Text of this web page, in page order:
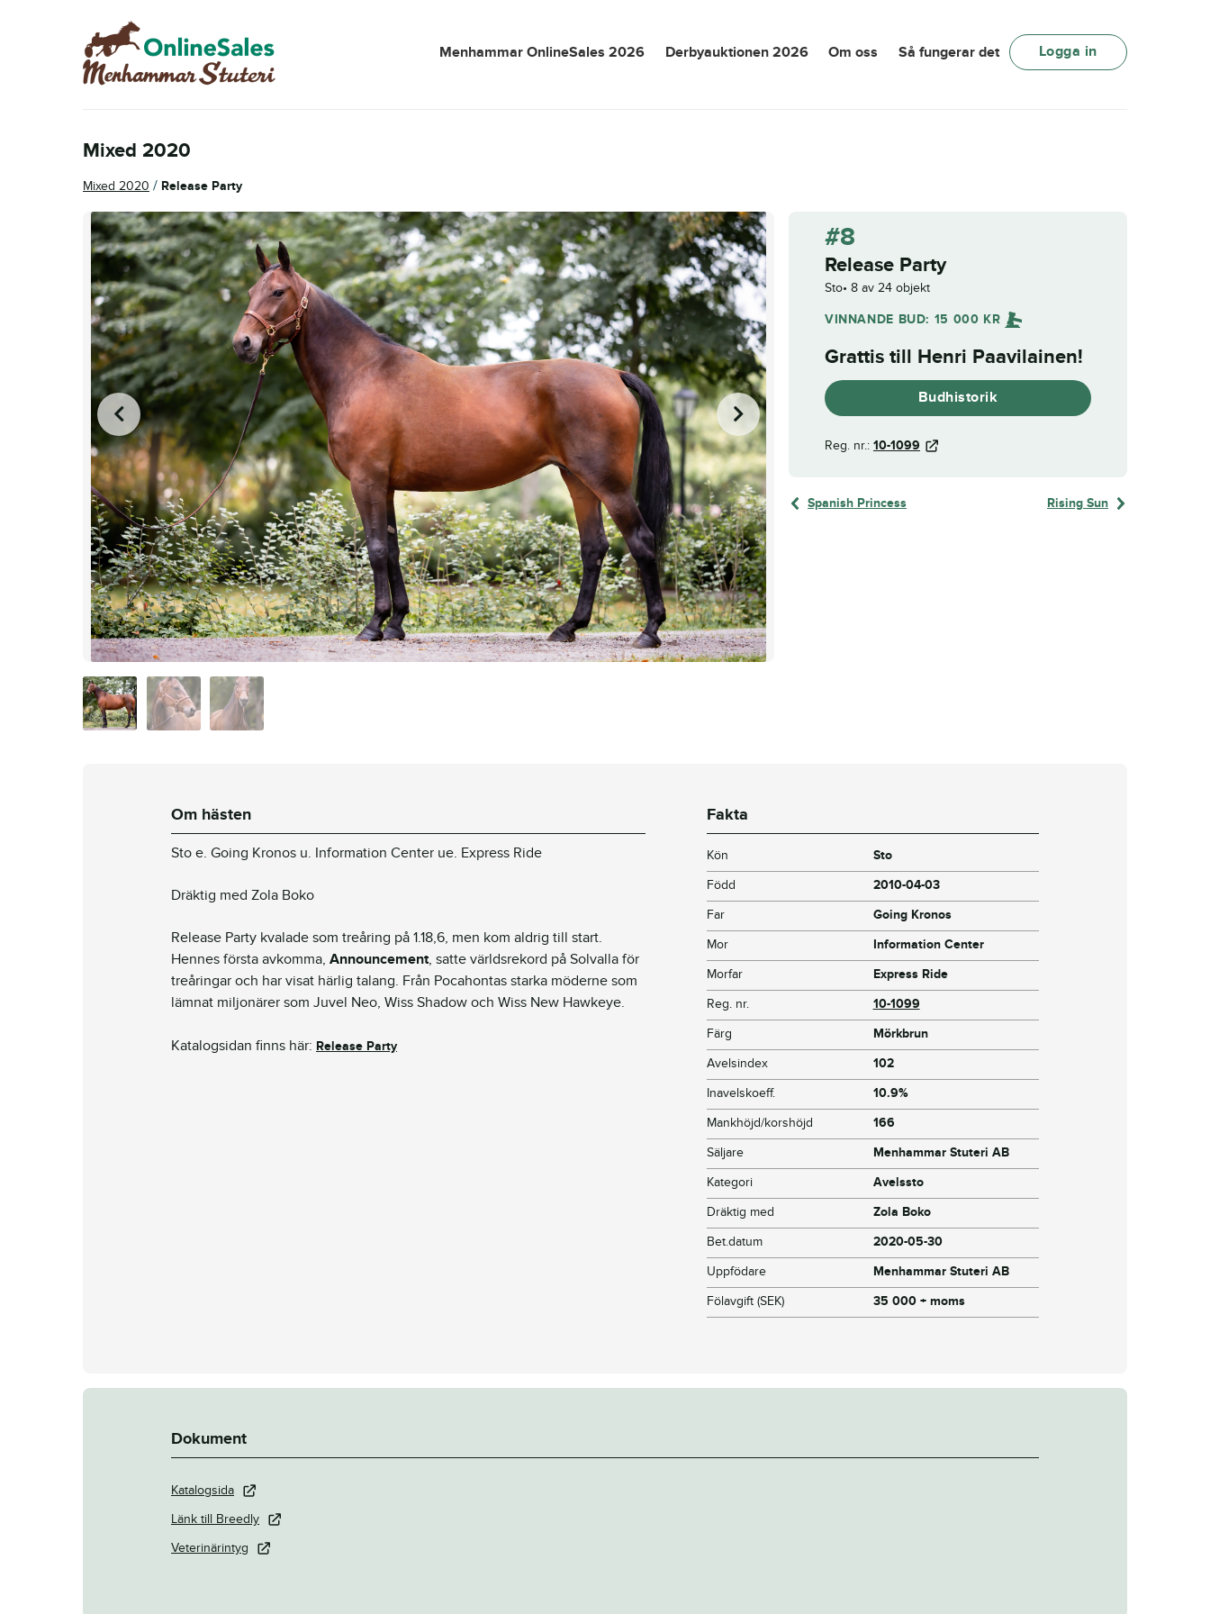
Hoppa
till
navigering
Hoppa
till
innehåll
Menhammar OnlineSales 2026 Derbyauktionen 2026 Om oss Så fungerar det Logga in
Mixed 2020
Mixed 2020 / Release Party
#8
Release Party
Sto 8 av 24 objekt
VINNANDE BUD: 15 000 KR
Grattis till Henri Paavilainen!
Budhistorik
Reg. nr.: 10-1099
Spanish Princess Rising Sun
Om hästen
Sto e. Going Kronos u. Information Center ue. Express Ride
Dräktig med Zola Boko
Release Party kvalade som treåring på 1.18,6, men kom aldrig till start.
Hennes första avkomma, Announcement, satte världsrekord på Solvalla för
treåringar och har visat härlig talang. Från Pocahontas starka möderne som
lämnat miljonärer som Juvel Neo, Wiss Shadow och Wiss New Hawkeye.
Katalogsidan finns här: Release Party
Fakta
Kön
Sto
Född
2010-04-03
Far
Going Kronos
Mor
Information Center
Morfar
Express Ride
Reg. nr.
10-1099
Färg
Mörkbrun
Avelsindex
102
Inavelskoeff.
10.9%
Mankhöjd/korshöjd
166
Säljare
Menhammar Stuteri AB
Kategori
Avelssto
Dräktig med
Zola Boko
Bet.datum
2020-05-30
Uppfödare
Menhammar Stuteri AB
Fölavgift (SEK)
35 000 + moms
Dokument
Katalogsida
Länk till Breedly
Veterinärintyg